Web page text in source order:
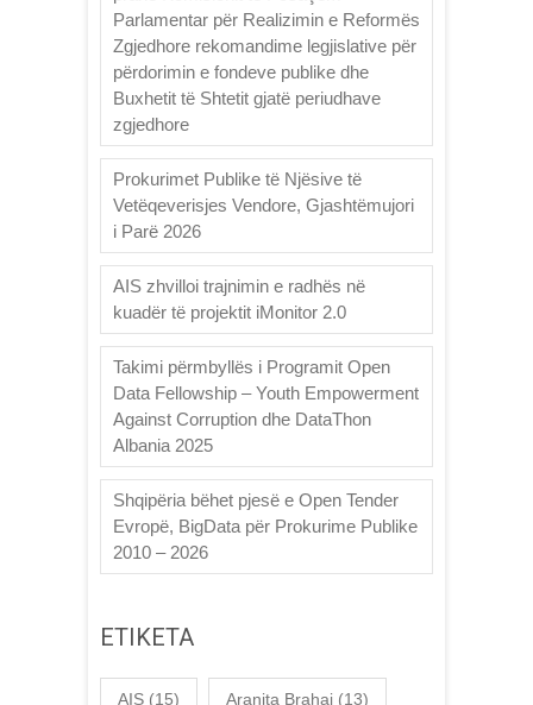
Parlamentar për Realizimin e Reformës
Zgjedhore rekomandime legjislative për
përdorimin e fondeve publike dhe
Buxhetit të Shtetit gjatë periudhave
zgjedhore
Prokurimet Publike të Njësive të
Vetëqeverisjes Vendore, Gjashtëmujori
i Parë 2026
AIS zhvilloi trajnimin e radhës në
kuadër të projektit iMonitor 2.0
Takimi përmbyllës i Programit Open
Data Fellowship – Youth Empowerment
Against Corruption dhe DataThon
Albania 2025
Shqipëria bëhet pjesë e Open Tender
Evropë, BigData për Prokurime Publike
2010 – 2026
ETIKETA
AIS (15) Aranita Brahaj (13)